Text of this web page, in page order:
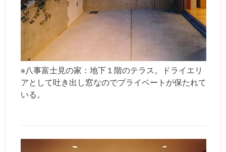
※八事富士見の家：地下１階のテラス。ドライエリ
アとして吐き出し窓なのでプライベートが保たれて
いる。